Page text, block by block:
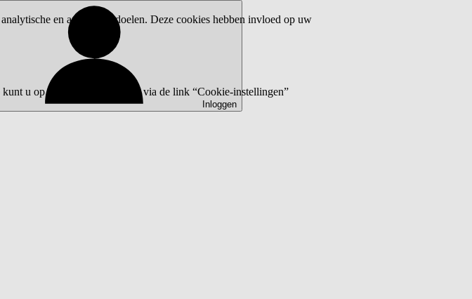
Inloggen
en advertentiedoelen. Deze cookies hebben invloed op uw
u op elk moment wijzigen via de link “Cookie-instellingen”